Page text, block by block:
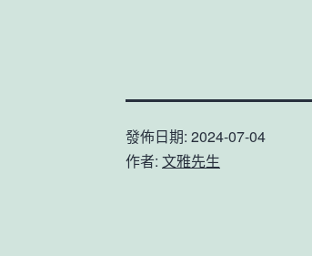
發佈日期: 2024-07-04
作者: 文雅先生